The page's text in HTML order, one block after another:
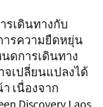
รเดินทางกับ
การความยืดหยุ่น
ดการเดินทาง
เปลี่ยนแปลงได้
เนื่องจาก
Discovery Laos